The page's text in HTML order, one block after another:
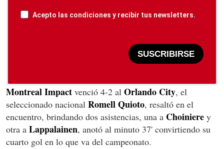
Acepto las condiciones y recibir tus newsletters.
SUSCRIBIRSE
Montreal Impact venció 4-2 al Orlando City, el
seleccionado nacional Romell Quioto, resaltó en el
encuentro, brindando dos asistencias, una a Choiniere y
otra a Lappalainen, anotó al minuto 37' convirtiendo su
cuarto gol en lo que va del campeonato.